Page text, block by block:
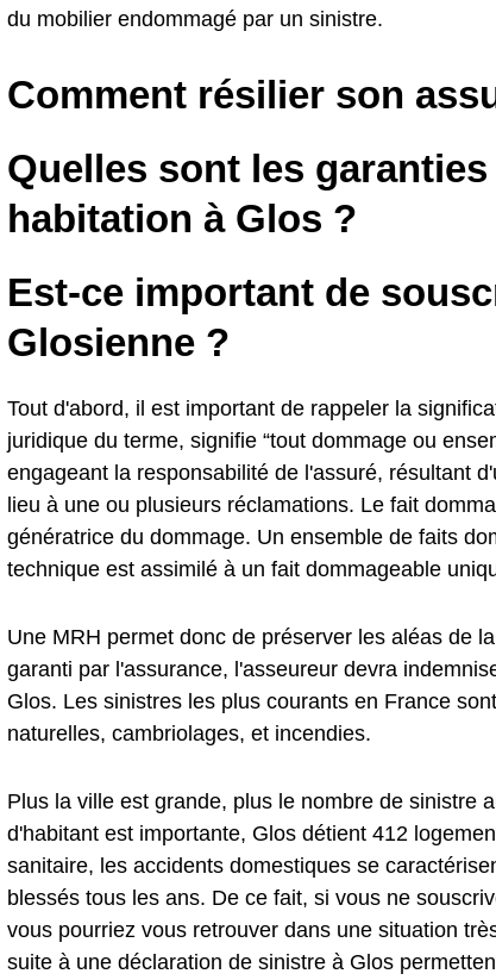
du mobilier endommagé par un sinistre.
Comment résilier son
Quelles sont les garanties
habitation à Glos ?
Est-ce important de
Glosienne ?
Tout d'abord, il est important de rappeler la
juridique du terme, signifie “tout dommage ou
engageant la responsabilité de l'assuré, résultant
lieu à une ou plusieurs réclamations. Le fait
génératrice du dommage. Un ensemble de faits
technique est assimilé à un fait dommageable
Une MRH permet donc de préserver les aléas de
garanti par l'assurance, l'asseureur devra
Glos. Les sinistres les plus courants en France
naturelles, cambriolages, et incendies.
Plus la ville est grande, plus le nombre de sinistre
d'habitant est importante, Glos détient 412
sanitaire, les accidents domestiques se
blessés tous les ans. De ce fait, si vous ne
vous pourriez vous retrouver dans une situation
suite à une déclaration de sinistre à Glos